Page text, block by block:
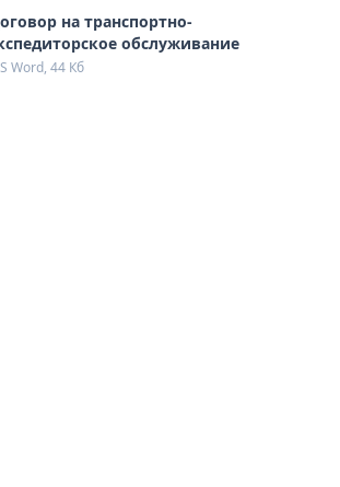
на транспортно-
обслуживание
Word, 44 Кб